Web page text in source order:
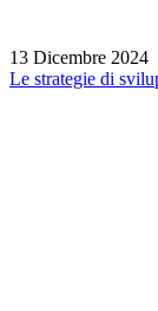
13 Dicembre 2024
Le strategie di